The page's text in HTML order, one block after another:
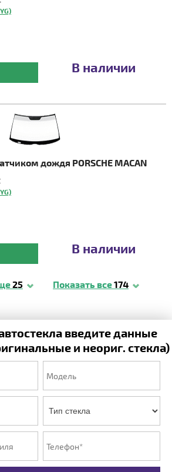
В наличии
дождя PORSCHE MACAN
В наличии
25 Показать все174
введите данные
и неориг. стекла)